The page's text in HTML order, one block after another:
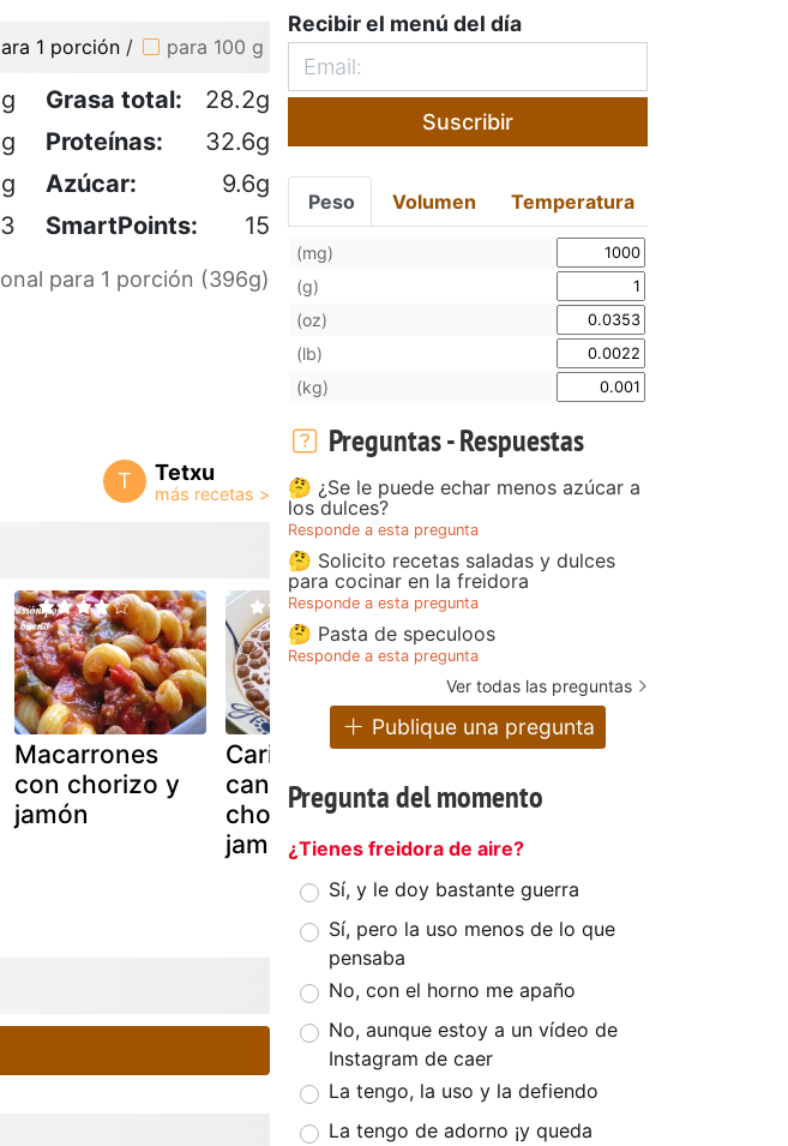
1 porción / para 100 g
Grasa total:
28.2g
Proteínas:
32.6g
Azúcar:
9.6g
SmartPoints: 15
para 1 porción (396g)
T Tetxu
Macarrones
con chorizo y
jamón
Caricos de
cantabria con
chorizo y
jamón
Sandwichon de
jamón y queso,
paso a paso
Recibir el menú del día
Suscribir
Peso Volumen Temperatura
(mg)
(g)
(oz)
(lb)
(kg)
Preguntas - Respuestas
🤔 ¿Se le puede echar menos azúcar a
los dulces?
Responde a esta pregunta
🤔 Solicito recetas saladas y dulces
para cocinar en la freidora
Responde a esta pregunta
🤔 Pasta de speculoos
Responde a esta pregunta
Ver todas las preguntas
Publique una pregunta
Pregunta del momento
¿Tienes freidora de aire?
Sí, y le doy bastante guerra
Sí, pero la uso menos de lo que
pensaba
No, con el horno me apaño
No, aunque estoy a un vídeo de
Instagram de caer
La tengo, la uso y la defiendo
La tengo de adorno ¡y queda